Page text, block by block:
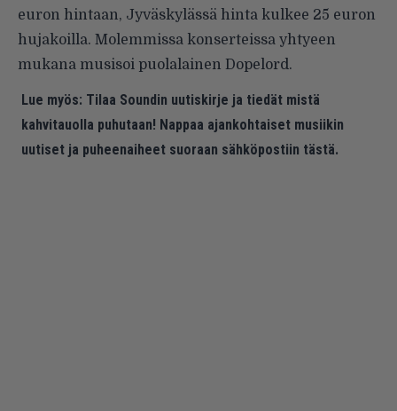
euron hintaan, Jyväskylässä hinta kulkee 25 euron
hujakoilla. Molemmissa konserteissa yhtyeen
mukana musisoi puolalainen Dopelord.
Lue myös: Tilaa Soundin uutiskirje ja tiedät mistä
kahvitauolla puhutaan! Nappaa ajankohtaiset musiikin
uutiset ja puheenaiheet suoraan sähköpostiin tästä.